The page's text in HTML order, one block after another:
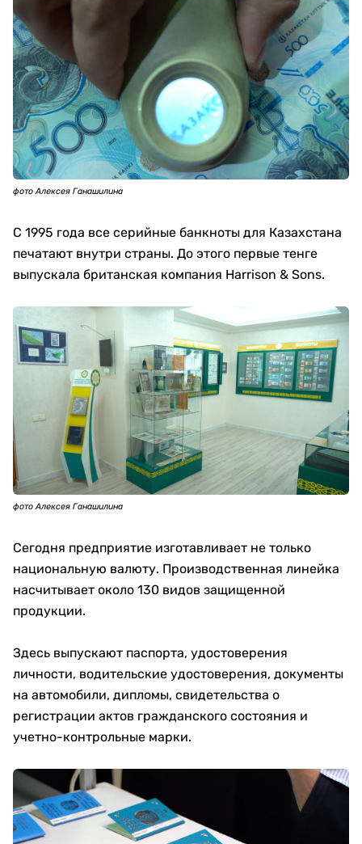
фото Алексея Ганашилина
С 1995 года все серийные банкноты для Казахстана
печатают внутри страны. До этого первые тенге
выпускала британская компания Harrison & Sons.
фото Алексея Ганашилина
Сегодня предприятие изготавливает не только
национальную валюту. Производственная линейка
насчитывает около 130 видов защищенной
продукции.
Здесь выпускают паспорта, удостоверения
личности, водительские удостоверения, документы
на автомобили, дипломы, свидетельства о
регистрации актов гражданского состояния и
учетно-контрольные марки.